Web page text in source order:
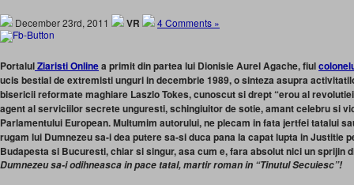
December 23rd, 2011 VR 4 Comments »
PortalulZiaristi Onlinea primit din partea lui Dionisie Aurel Agache, fiul
ucis bestial de extremisti unguri in decembrie 1989, o sinteza asupra
bisericii reformate maghiare Laszlo Tokes, cunoscut si drept “erou al
agent al serviciilor secrete unguresti, schingiuitor de sotie, amant celebru si
Parlamentului European. Multumim autorului, ne plecam in fata jertfei tatalui
rugam lui Dumnezeu sa-i dea putere sa-si duca pana la capat lupta in Justitie
Budapesta si Bucuresti, chiar si singur, asa cum e, fara absolut nici un sprijin
Dumnezeu sa-i odihneasca in pace tatal, martir roman in “Tinutul Secuiesc”!